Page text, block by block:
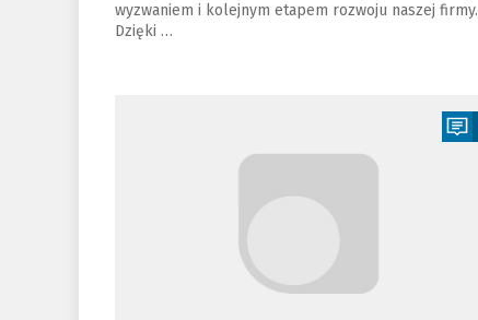
wyzwaniem i kolejnym etapem rozwoju naszej firmy.
Dzięki …